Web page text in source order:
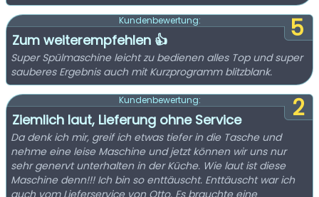
5
Kundenbewertung:
Zum weiterempfehlen 👍
Super Spülmaschine leicht zu bedienen alles Top und super
sauberes Ergebnis auch mit Kurzprogramm blitzblank.
2
Kundenbewertung:
Ziemlich laut, Lieferung ohne Service
Da denk ich mir, greif ich etwas tiefer in die Tasche und
nehme eine leise Maschine und jetzt können wir uns nur
sehr genervt unterhalten in der Küche. Wie laut ist diese
Maschine denn!!! Ich bin so enttäuscht. Enttäuscht war ich
auch vom Lieferservice von Otto. Es brauchte eine